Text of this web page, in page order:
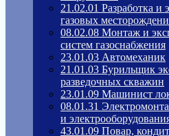
21.02.01 Разработка и
газовых
08.02.08 Монтаж и
систем газоснабжения
23.01.03 Автомеханик
21.01.03 Бурильщик
разведочных скважин
23.01.09 Машинист
08.01.31
и
43.01.09 Повар,